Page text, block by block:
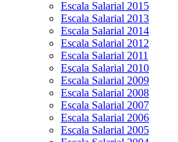
Escala Salarial 2015
Escala Salarial 2013
Escala Salarial 2014
Escala Salarial 2012
Escala Salarial 2011
Escala Salarial 2010
Escala Salarial 2009
Escala Salarial 2008
Escala Salarial 2007
Escala Salarial 2006
Escala Salarial 2005